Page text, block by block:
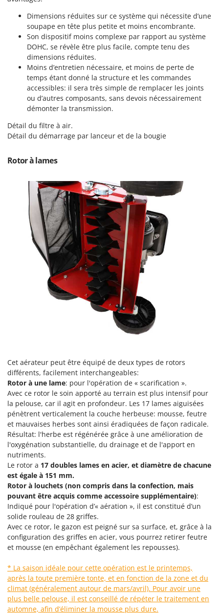
Pulvérisateurs
Pulvérisateurs portés
Rafraîchisseurs d'air par évaporation
Rampes de chargement en aluminium
Râpes à fromage électriques
Râteaux pour tracteur
Remplisseuses
Robots nettoyeurs de piscine
Robots Tondeuses
Rouleaux pour tracteur
Scies à os
Scies à Ruban
Scies alternatives à batterie
Scies de jardin télescopiques
Sécateurs électriques à batterie
Sécateurs et Échenilloirs manuels
Sécateurs pneumatiques
Semoirs et Épandeurs d'engrais
Socs pour tracteur
Souffleurs aspirateurs pour Feuilles
T
Taille-haies
Taille-haies à bras pour tracteur
Tarières
Tondeuses à Gazon
Tondeuses autoportées
Tondeuses débroussailleuses thermiques
Trancheuses
Trancheuses de sol
Transpalettes
Treuils de débardage
Tronçonneuses
V
Vibroculteurs à tracteur
GVS
GYS
Hailo
Helvi
Henx
HiKOKI
Honda
Imperia
Infaco
Intec
Intex
Italyco
JOLLY ITALIA
Kemper
Keter
KitchenAid
Komo
L
Laica
Lampacrescia - MGM
Landxcape
LAR Casalinghi
Lavor
Linea VZ
Lisam
Lotusgrill
Macom
Macte Ovens
Makita
Dimensions réduites sur ce système qui nécessite d’une
soupape en tête plus petite et moins encombrante.
Son dispositif moins complexe par rapport au système
DOHC, se révèle être plus facile, compte tenu des
dimensions réduites.
Moins d’entretien nécessaire, et moins de perte de
temps étant donné la structure et les commandes
accessibles: il sera très simple de remplacer les joints
ou d’autres composants, sans devois nécessairement
démonter la transmission.
Détail du filtre à air.
Détail du démarrage par lanceur et de la bougie
Rotor à lames
Cet aérateur peut être équipé de deux types de rotors
différents, facilement interchangeables:
Rotor à une lame: pour l'opération de « scarification ».
Avec ce rotor le soin apporté au terrain est plus intensif pour
la pelouse, car il agit en profondeur. Les 17 lames aiguisées
pénètrent verticalement la couche herbeuse: mousse, feutre
et mauvaises herbes sont ainsi éradiquées de façon radicale.
Résultat: l'herbe est régénérée grâce à une amélioration de
l'oxygénation substantielle, du drainage et de l'apport en
nutriments.
Le rotor a 17 doubles lames en acier, et diamètre de chacune
est égale à 151 mm.
Rotor à louchets (non compris dans la confection, mais
pouvant être acquis comme accessoire supplémentaire):
Indiqué pour l'opération d’« aération », il est constitué d’un
solide rouleau de 28 griffes.
Avec ce rotor, le gazon est peigné sur sa surface, et, grâce à la
configuration des griffes en acier, vous pourrez retirer feutre
et mousse (en empêchant également les repousses).
* La saison idéale pour cette opération est le printemps,
après la toute première tonte, et en fonction de la zone et du
climat (généralement autour de mars/avril). Pour avoir une
plus belle pelouse, il est conseillé de répéter le traitement en
automne, afin d’éliminer la mousse plus dure.